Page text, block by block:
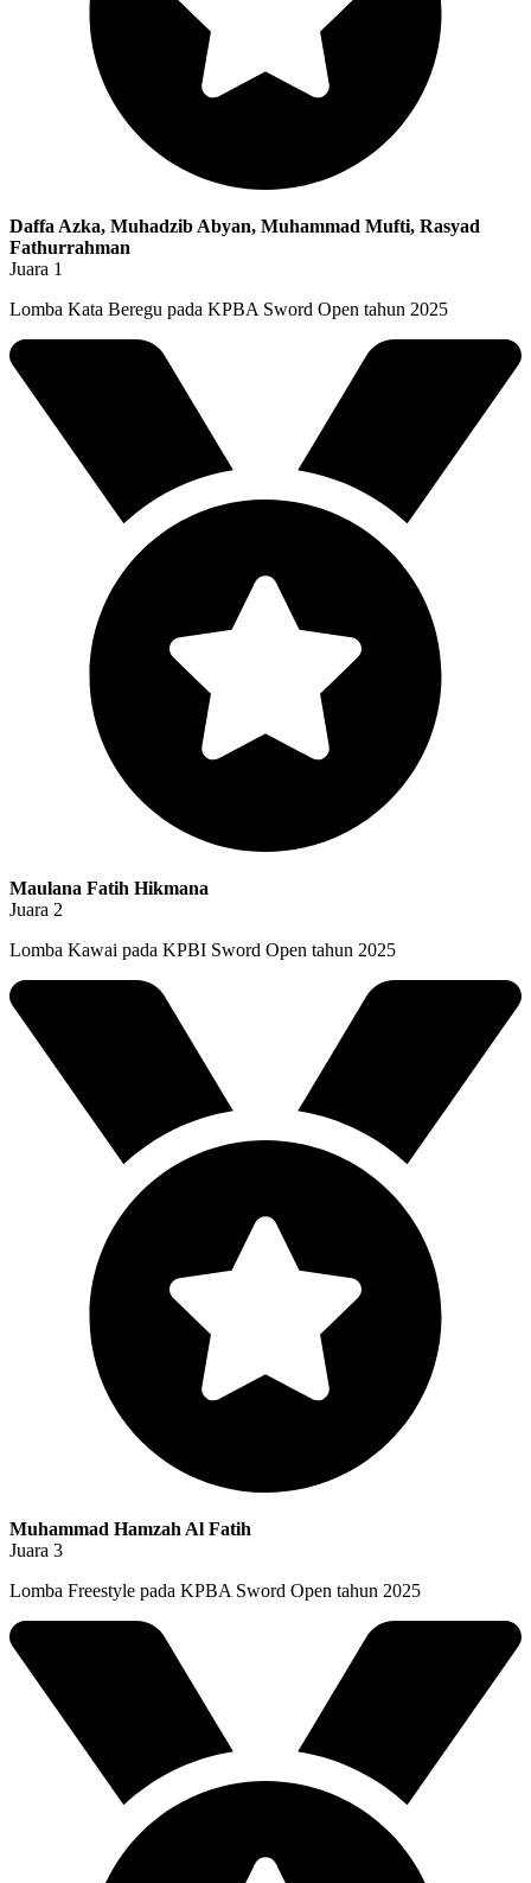
Daffa Azka, Muhadzib Abyan, Muhammad Mufti, Rasyad
Fathurrahman
Juara 1
Lomba Kata Beregu pada KPBA Sword Open tahun 2025
Maulana Fatih Hikmana
Juara 2
Lomba Kawai pada KPBI Sword Open tahun 2025
Muhammad Hamzah Al Fatih
Juara 3
Lomba Freestyle pada KPBA Sword Open tahun 2025